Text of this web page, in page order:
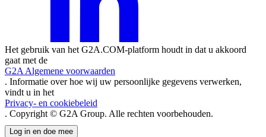
Het gebruik van het G2A.COM-platform houdt in dat u akkoord
gaat met de
G2A Algemene voorwaarden
. Informatie over hoe wij uw persoonlijke gegevens verwerken,
vindt u in het
Privacy- en cookiebeleid
. Copyright © G2A Group. Alle rechten voorbehouden.
Log in en doe mee